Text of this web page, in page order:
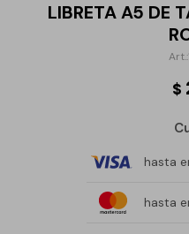
LIBRETA A5 DE
$
hasta
hasta